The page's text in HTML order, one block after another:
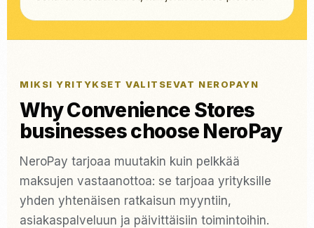
MIKSI YRITYKSET VALITSEVAT NEROPAYN
Why Convenience Stores
businesses choose NeroPay
NeroPay tarjoaa muutakin kuin pelkkää
maksujen vastaanottoa: se tarjoaa yrityksille
yhden yhtenäisen ratkaisun myyntiin,
asiakaspalveluun ja päivittäisiin toimintoihin.